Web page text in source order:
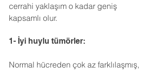
cerrahi yaklaşım o kadar geniş
kapsamlı olur.
1- İyi huylu tümörler:
Normal hücreden çok az farklılaşmış,